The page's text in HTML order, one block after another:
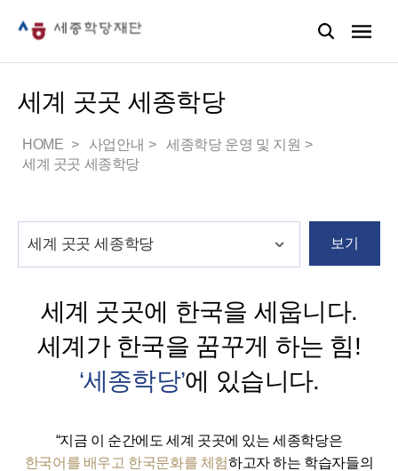
세계 곳곳 세종학당
HOME 사업안내
세종학당 운영 및 지원
세계 곳곳 세종학당
보기
세계 곳곳에 한국을 세웁니다.
세계가 한국을 꿈꾸게 하는 힘!
‘세종학당’에 있습니다.
“지금 이 순간에도 세계 곳곳에 있는 세종학당은
한국어를 배우고 한국문화를 체험하고자 하는 학습자들의